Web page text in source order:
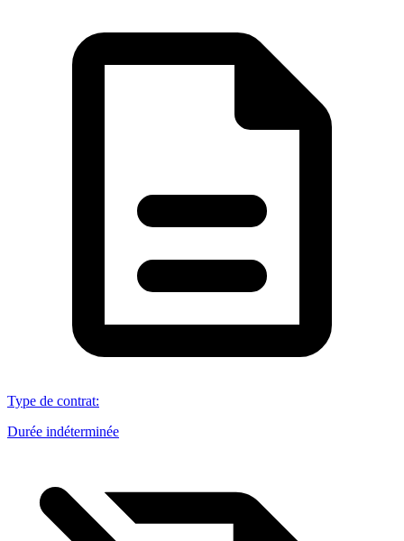
Type de contrat:
Durée indéterminée